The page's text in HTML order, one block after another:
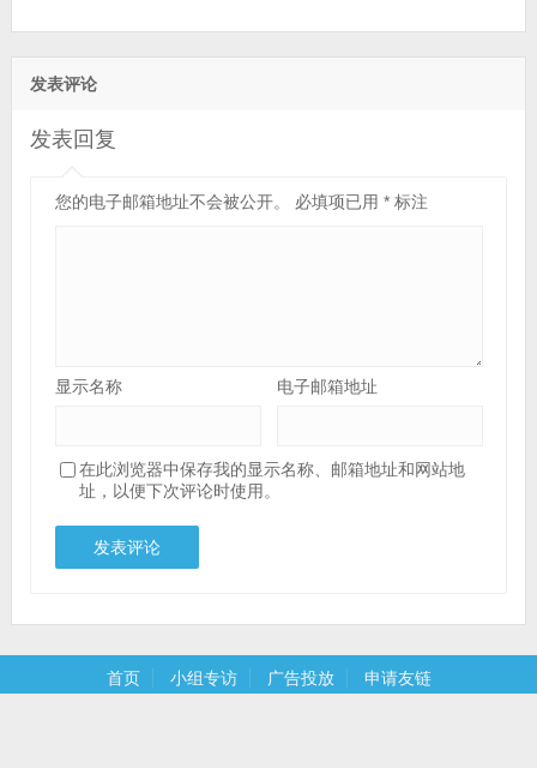
发表评论
发表回复
您的电子邮箱地址不会被公开。 必填项已用 *标注
显示名称 电子邮箱地址
在此浏览器中保存我的显示名称、邮箱地址和网站地
址，以便下次评论时使用。
首页 小组专访 广告投放 申请友链